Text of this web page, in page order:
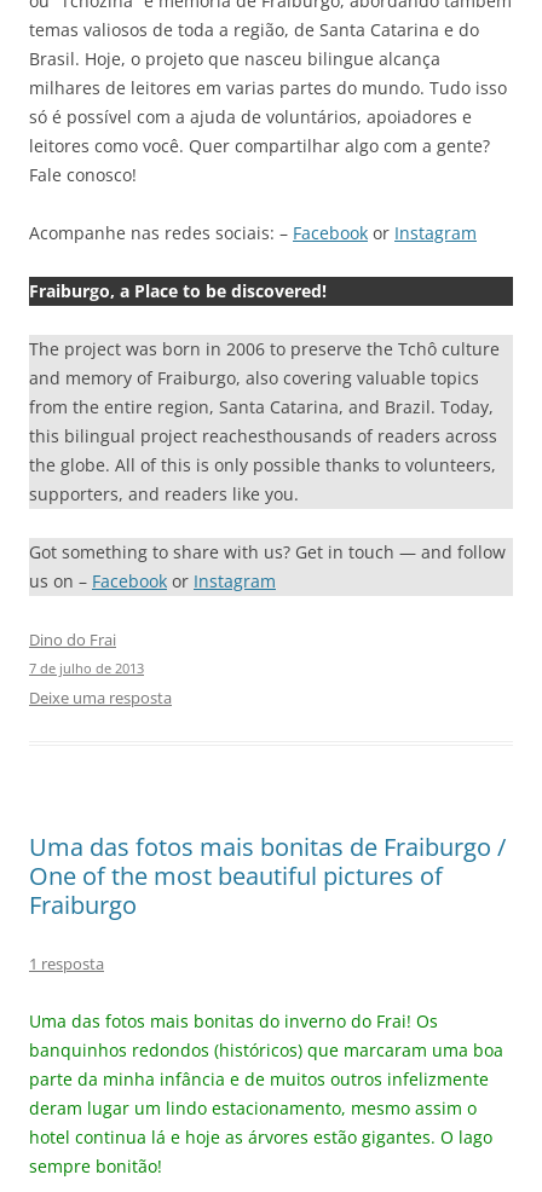
temas valiosos de toda a região, de Santa Catarina e do
Brasil. Hoje, o projeto que nasceu bilingue alcança
milhares de leitores em varias partes do mundo. Tudo isso
só é possível com a ajuda de voluntários, apoiadores e
leitores como você. Quer compartilhar algo com a gente?
Fale conosco!
Acompanhe nas redes sociais: – Facebook or Instagram
Fraiburgo, a Place to be discovered!
The project was born in 2006 to preserve the Tchô culture
and memory of Fraiburgo, also covering valuable topics
from the entire region, Santa Catarina, and Brazil. Today,
this bilingual project reachesthousands of readers across
the globe. All of this is only possible thanks to volunteers,
supporters, and readers like you.
Got something to share with us? Get in touch — and follow
us on – Facebook or Instagram
Dino do Frai
7 de julho de 2013
Deixe uma resposta
Uma das fotos mais bonitas de Fraiburgo /
One of the most beautiful pictures of
Fraiburgo
1 resposta
Uma das fotos mais bonitas do inverno do Frai! Os
banquinhos redondos (históricos) que marcaram uma boa
parte da minha infância e de muitos outros infelizmente
deram lugar um lindo estacionamento, mesmo assim o
hotel continua lá e hoje as árvores estão gigantes. O lago
sempre bonitão!